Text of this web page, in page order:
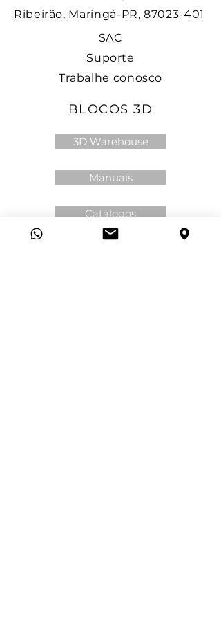
Ribeirão, Maringá-PR, 87023-401
SAC
Suporte
Trabalhe conosco
BLOCOS 3D
3D Warehouse
Manuais
Catálogos